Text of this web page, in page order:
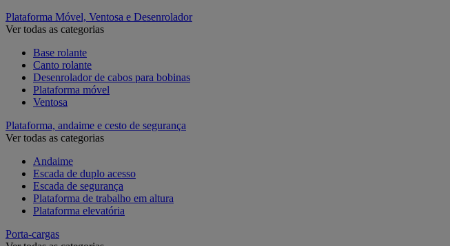
Plataforma Móvel, Ventosa e Desenrolador
Ver todas as categorias
Base rolante
Canto rolante
Desenrolador de cabos para bobinas
Plataforma móvel
Ventosa
Plataforma, andaime e cesto de segurança
Ver todas as categorias
Andaime
Escada de duplo acesso
Escada de segurança
Plataforma de trabalho em altura
Plataforma elevatória
Porta-cargas